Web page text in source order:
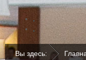
Вы здесь: